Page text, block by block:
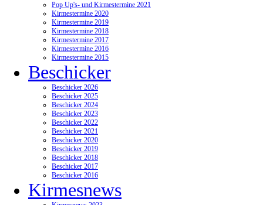
Pop Up's- und Kirmestermine 2021
Kirmestermine 2020
Kirmestermine 2019
Kirmestermine 2018
Kirmestermine 2017
Kirmestermine 2016
Kirmestermine 2015
Beschicker
Beschicker 2026
Beschicker 2025
Beschicker 2024
Beschicker 2023
Beschicker 2022
Beschicker 2021
Beschicker 2020
Beschicker 2019
Beschicker 2018
Beschicker 2017
Beschicker 2016
Kirmesnews